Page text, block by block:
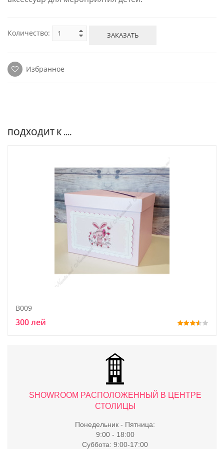
Количество: ЗАКАЗАТЬ
Избранное
ПОДХОДИТ К ....
B009
300 лей
SHOWROOM РАСПОЛОЖЕННЫЙ В ЦЕНТРЕ
СТОЛИЦЫ
Понедельник - Пятница:
9:00 - 18:00
Суббота: 9:00-17:00